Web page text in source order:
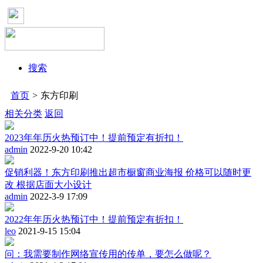
搜索
首页 > 东方印刷
相关分类 返回
2023年年历火热预订中！提前预定有折扣！
admin 2022-9-20 10:42
促销利器！东方印刷推出超市橱窗商业海报 价格可以随时更
改 根据店面大小设计
admin 2022-3-9 17:09
2022年年历火热预订中！提前预定有折扣！
leo 2021-9-15 15:04
问：我需要制作网络宣传用的传单，要怎么做呢？